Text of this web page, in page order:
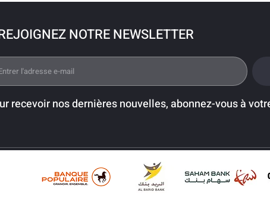
NOTRE NEWSLETTER
recevoir nos dernières nouvelles, abonnez-vous à